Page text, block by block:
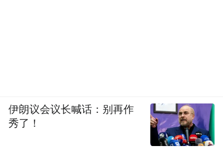
伊朗议会议长喊话：别再作
秀了！